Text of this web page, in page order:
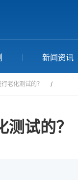
新闻资讯
老化测试的？ /
试的？